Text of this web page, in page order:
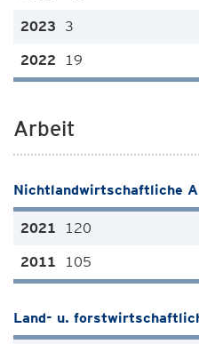
3
19
Arbeit
Nichtlandwirtschaftliche
120
105
Land- u.